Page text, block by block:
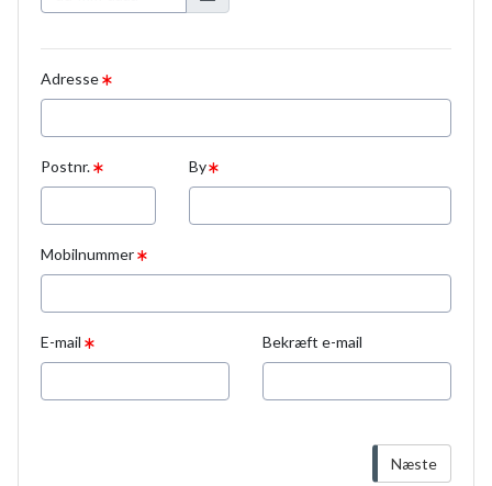
Adresse
Postnr. By
Mobilnummer
E-mail Bekræft e-mail
Næste